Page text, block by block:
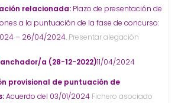
relacionada: Plazo de presentación de
a la puntuación de la fase de concurso:
– 26/04/2024. Presentar alegación
a (28-12-2022)11/04/2024
provisional de puntuación de
Acuerdo del 03/01/2024 Fichero asociado